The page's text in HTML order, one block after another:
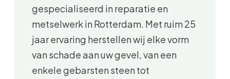
gespecialiseerd in reparatie en
metselwerk in Rotterdam. Met ruim 25
jaar ervaring herstellen wij elke vorm
van schade aan uw gevel, van een
enkele gebarsten steen tot